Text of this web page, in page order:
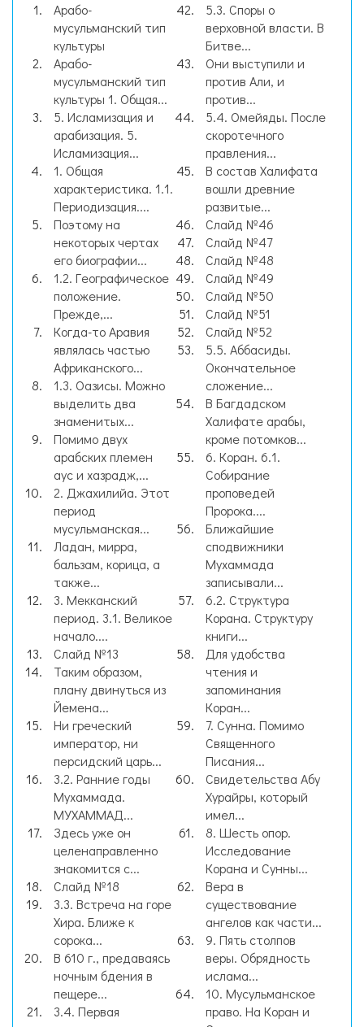
Арабо-
мусульманский тип
культуры
Арабо-
мусульманский тип
культуры 1. Общая...
5. Исламизация и
арабизация. 5.
Исламизация...
1. Общая
характеристика. 1.1.
Периодизация....
Поэтому на
некоторых чертах
его биографии...
1.2. Географическое
положение.
Прежде,...
Когда-то Аравия
являлась частью
Африканского...
1.3. Оазисы. Можно
выделить два
знаменитых...
Помимо двух
арабских племен
аус и хазрадж,...
2. Джахилийа. Этот
период
мусульманская...
Ладан, мирра,
бальзам, корица, а
также...
3. Мекканский
период. 3.1. Великое
начало....
Слайд №13
Таким образом,
плану двинуться из
Йемена...
Ни греческий
император, ни
персидский царь...
3.2. Ранние годы
Мухаммада.
МУХАММАД...
Здесь уже он
целенаправленно
знакомится с...
Слайд №18
3.3. Встреча на горе
Хира. Ближе к
сорока...
В 610 г., предаваясь
ночным бдения в
пещере...
3.4. Первая
5.3. Споры о
верховной власти. В
Битве...
Они выступили и
против Али, и
против...
5.4. Омейяды. После
скоротечного
правления...
В состав Халифата
вошли древние
развитые...
Слайд №46
Слайд №47
Слайд №48
Слайд №49
Слайд №50
Слайд №51
Слайд №52
5.5. Аббасиды.
Окончательное
сложение...
В Багдадском
Халифате арабы,
кроме потомков...
6. Коран. 6.1.
Собирание
проповедей
Пророка....
Ближайшие
сподвижники
Мухаммада
записывали...
6.2. Структура
Корана. Структуру
книги...
Для удобства
чтения и
запоминания
Коран...
7. Сунна. Помимо
Священного
Писания...
Свидетельства Абу
Хурайры, который
имел...
8. Шесть опор.
Исследование
Корана и Сунны...
Вера в
существование
ангелов как части...
9. Пять столпов
веры. Обрядность
ислама...
10. Мусульманское
право. На Коран и